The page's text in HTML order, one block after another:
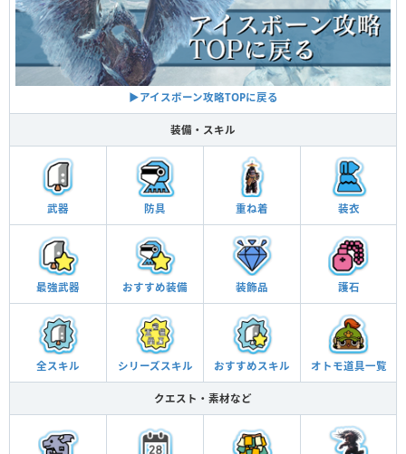
▶アイスボーン攻略TOPに戻る
装備・スキル
武器 防具 重ね着 装衣
最強武器 おすすめ装備 装飾品 護石
全スキル シリーズ スキル おすすめ スキル オトモ道具一覧
クエスト・素材など